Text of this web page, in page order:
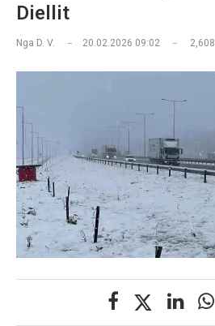
Diellit
Nga D. V. 20.02.2026 09:02 2,608